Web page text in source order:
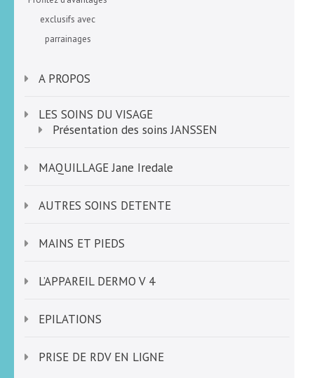
exclusifs avec
parrainages
A PROPOS
LES SOINS DU VISAGE
Présentation des soins JANSSEN
MAQUILLAGE Jane Iredale
AUTRES SOINS DETENTE
MAINS ET PIEDS
L’APPAREIL DERMO V 4
EPILATIONS
PRISE DE RDV EN LIGNE